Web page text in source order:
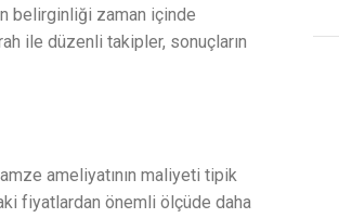
belirginliği zaman içinde
ile düzenli takipler, sonuçların
ameliyatının maliyeti tipik
fiyatlardan önemli ölçüde daha